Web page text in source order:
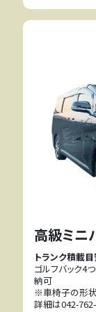
高級ミニ
トランク積載
ゴルフバック4
納可
※車椅子の形状
詳細は042-